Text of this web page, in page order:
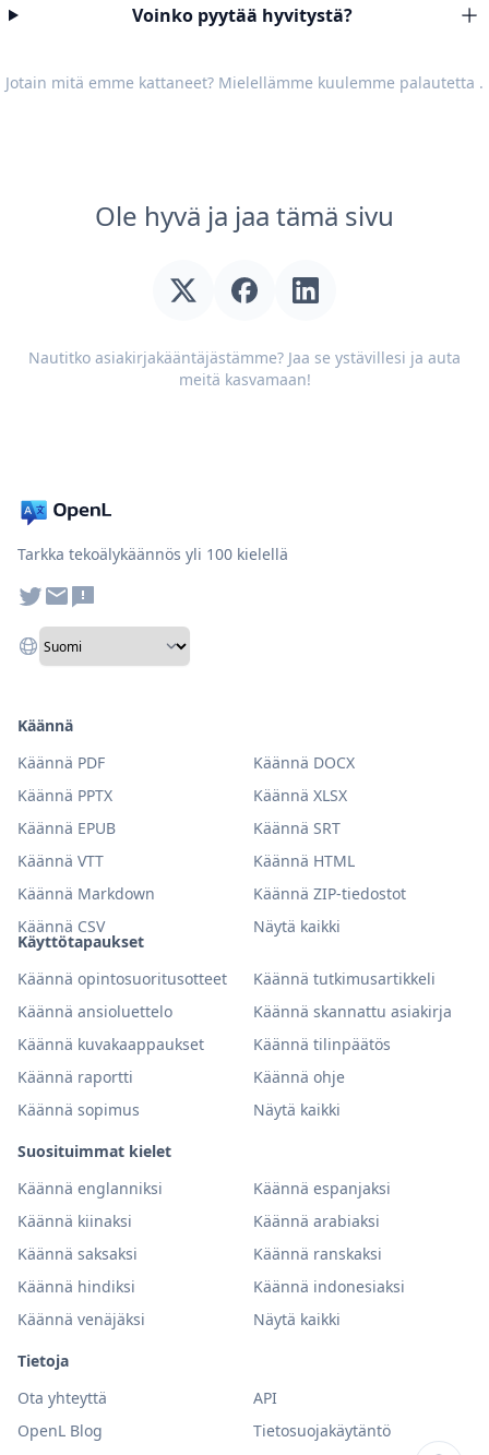
Voinko pyytää hyvitystä?
Jotain mitä emme kattaneet? Mielellämme kuulemme palautetta .
Ole hyvä ja jaa tämä sivu
Nautitko asiakirjakääntäjästämme? Jaa se ystävillesi ja auta
meitä kasvamaan!
Tarkka tekoälykäännös yli 100 kielellä
Käyttötapaukset
Käännä opintosuoritusotteet
Käännä tutkimusartikkeli
Käännä ansioluettelo
Käännä skannattu asiakirja
Käännä kuvakaappaukset
Käännä tilinpäätös
Käännä raportti
Käännä ohje
Käännä sopimus
Näytä kaikki
Suosituimmat kielet
Käännä englanniksi
Käännä espanjaksi
Käännä kiinaksi
Käännä arabiaksi
Käännä saksaksi
Käännä ranskaksi
Käännä hindiksi
Käännä indonesiaksi
Käännä venäjäksi
Näytä kaikki
Käännä
Käännä PDF
Käännä DOCX
Käännä PPTX
Käännä XLSX
Käännä EPUB
Käännä SRT
Käännä VTT
Käännä HTML
Käännä Markdown
Käännä ZIP-tiedostot
Käännä CSV
Näytä kaikki
Tietoja
Ota yhteyttä
API
OpenL Blog
Tietosuojakäytäntö